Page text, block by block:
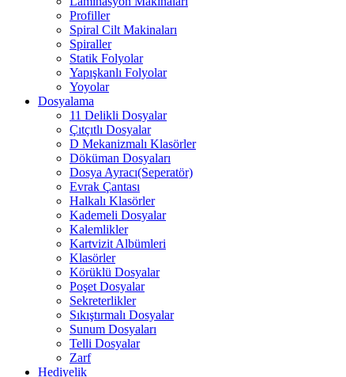
Profiller
Spiral Cilt Makinaları
Spiraller
Statik Folyolar
Yapışkanlı Folyolar
Yoyolar
Dosyalama
11 Delikli Dosyalar
Çıtçıtlı Dosyalar
D Mekanizmalı Klasörler
Döküman Dosyaları
Dosya Ayracı(Seperatör)
Evrak Çantası
Halkalı Klasörler
Kademeli Dosyalar
Kalemlikler
Kartvizit Albümleri
Klasörler
Körüklü Dosyalar
Poşet Dosyalar
Sekreterlikler
Sıkıştırmalı Dosyalar
Sunum Dosyaları
Telli Dosyalar
Zarf
Hediyelik